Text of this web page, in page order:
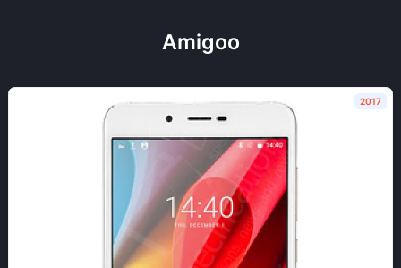
Amigoo
2017